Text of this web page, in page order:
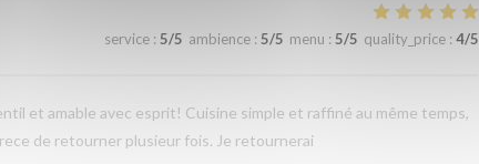
service: 5/5 ambience: 5/5 menu : 5/5 quality_price: 4/5
et amable avec esprit! Cuisine simple et raffiné au même temps,
de retourner plusieur fois. Je retournerai